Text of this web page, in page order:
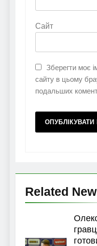
Сайт
Зберегти моє
сайту в цьому
подальших
Related